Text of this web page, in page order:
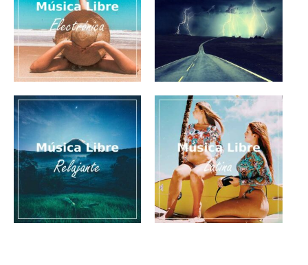
Música de fondo
alegre para vlog
Fire And Thunder
(épica)